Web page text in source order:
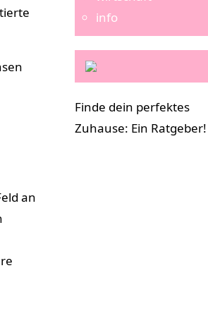
an
info
Finde dein perfektes
Zuhause: Ein Ratgeber!